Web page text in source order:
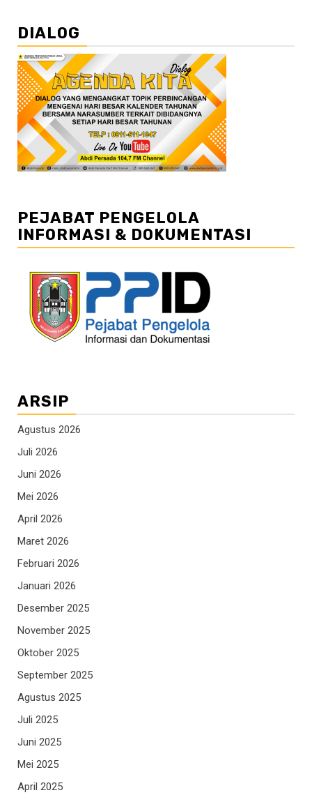
DIALOG
PEJABAT PENGELOLA
INFORMASI & DOKUMENTASI
ARSIP
Agustus 2026
Juli 2026
Juni 2026
Mei 2026
April 2026
Maret 2026
Februari 2026
Januari 2026
Desember 2025
November 2025
Oktober 2025
September 2025
Agustus 2025
Juli 2025
Juni 2025
Mei 2025
April 2025